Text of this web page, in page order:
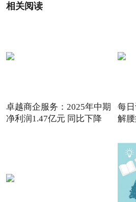
相关阅读
卓越商企服务：2025年中期
净利润1.47亿元 同比下降
每
解